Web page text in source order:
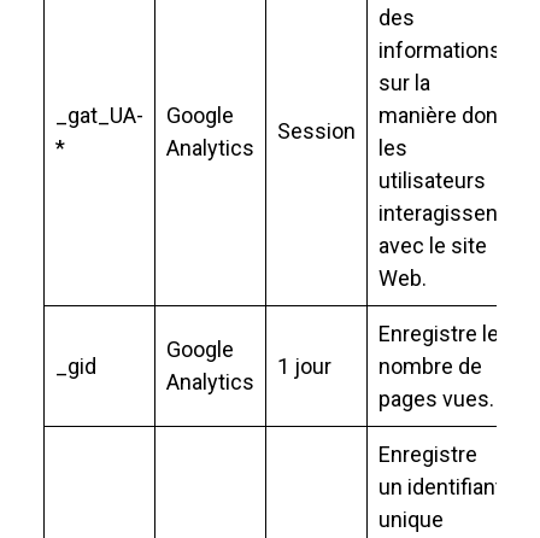
_gat_UA-
*
Google
Analytics
Session
des
informations
sur la
manière dont
les
utilisateurs
interagissent
avec le site
Web.
_gid
Google
Analytics
1 jour
Enregistre le
nombre de
pages vues.
Enregistre
un identifiant
unique